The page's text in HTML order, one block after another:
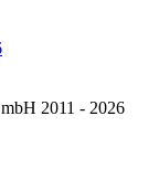
2011 - 2026